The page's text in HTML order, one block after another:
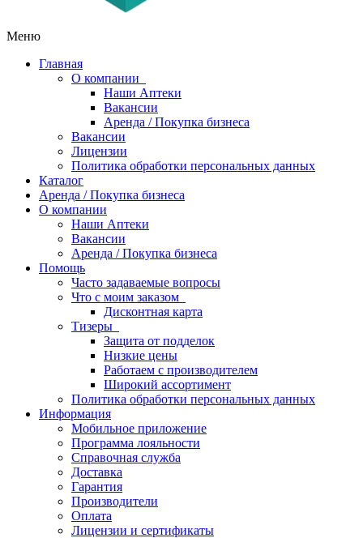
Меню
Главная
О компании
Наши Аптеки
Вакансии
Аренда / Покупка бизнеса
Вакансии
Лицензии
Политика обработки персональных данных
Каталог
Аренда / Покупка бизнеса
О компании
Наши Аптеки
Вакансии
Аренда / Покупка бизнеса
Помощь
Часто задаваемые вопросы
Что с моим заказом
Дисконтная карта
Тизеры
Защита от подделок
Низкие цены
Работаем с производителем
Широкий ассортимент
Политика обработки персональных данных
Информация
Мобильное приложение
Программа лояльности
Справочная служба
Доставка
Гарантия
Производители
Оплата
Лицензии и сертификаты